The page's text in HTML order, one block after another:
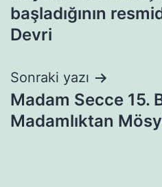
başladığının
Devri
Sonraki yazı
Madam Secce 15.
Madamlıktan